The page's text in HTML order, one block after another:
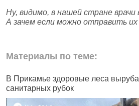
Ну, видимо, в нашей стране
А зачем если можно отправить
Материалы по теме:
В Прикамье здоровые леса
санитарных рубок